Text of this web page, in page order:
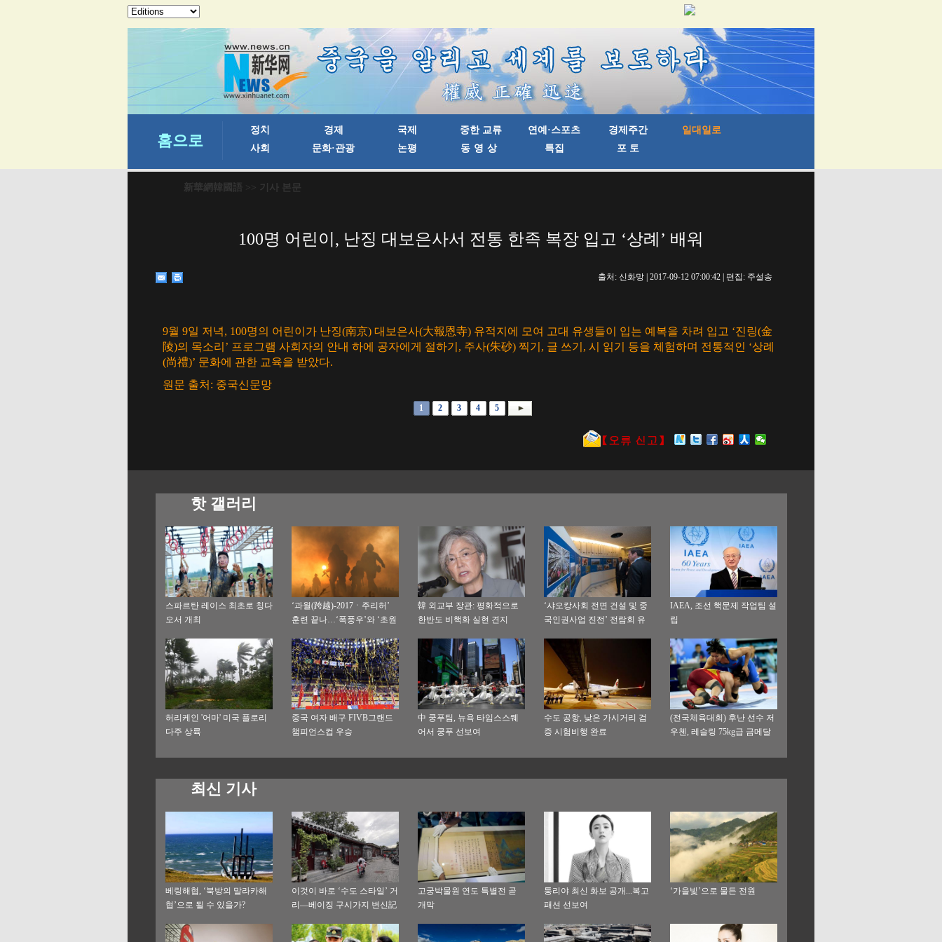
新華網韓國語 >> 기사 본문
100명 어린이, 난징 대보은사서 전통 한족 복장 입고 ‘상례’ 배워
출처: 신화망 | 2017-09-12 07:00:42 | 편집: 주설송
9월 9일 저녁, 100명의 어린이가 난징(南京) 대보은사(大報恩寺) 유적지에 모여 고대 유생들이 입는 예복을 차려 입고 ‘진링(金
陵)의 목소리’ 프로그램 사회자의 안내 하에 공자에게 절하기, 주사(朱砂) 찍기, 글 쓰기, 시 읽기 등을 체험하며 전통적인 ‘상례
(尚禮)’ 문화에 관한 교육을 받았다.
원문 출처: 중국신문망
1 2 3 4 5
핫 갤러리
스파르탄 레이스 최초로 칭다
오서 개최
‘과월(跨越)-2017ㆍ주리허’
훈련 끝나…‘폭풍우’와 ‘초원
韓 외교부 장관: 평화적으로
한반도 비핵화 실현 견지
‘샤오캉사회 전면 건설 및 중
국인권사업 진전’ 전람회 유
IAEA, 조선 핵문제 작업팀 설
립
허리케인 '어마' 미국 플로리
다주 상륙
중국 여자 배구 FIVB그랜드
챔피언스컵 우승
中 쿵푸팀, 뉴욕 타임스스퀘
어서 쿵푸 선보여
수도 공항, 낮은 가시거리 검
증 시험비행 완료
(전국체육대회) 후난 선수 저
우첸, 레슬링 75kg급 금메달
최신 기사
베링해협, ‘북방의 말라카해
협’으로 될 수 있을가?
이것이 바로 ‘수도 스타일’ 거
리—베이징 구시가지 변신記
고궁박물원 연도 특별전 곧
개막
퉁리야 최신 화보 공개...복고
패션 선보여
‘가을빛’으로 물든 전원